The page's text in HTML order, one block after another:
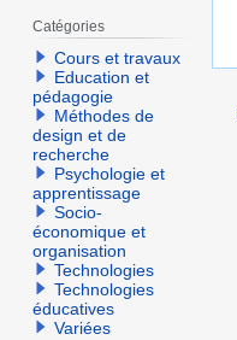
Catégories
Cours et travaux
Education et
pédagogie
Méthodes de
design et de
recherche
Psychologie et
apprentissage
Socio-
économique et
organisation
Technologies
Technologies
éducatives
Variées